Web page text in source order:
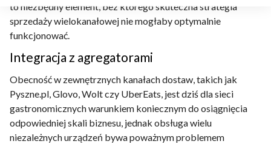
to niezbędny element, bez którego skuteczna strategia
sprzedaży wielokanałowej nie mogłaby optymalnie
funkcjonować.
Integracja z agregatorami
Obecność w zewnętrznych kanałach dostaw, takich jak
Pyszne.pl, Glovo, Wolt czy UberEats, jest dziś dla sieci
gastronomicznych warunkiem koniecznym do osiągnięcia
odpowiedniej skali biznesu, jednak obsługa wielu
niezależnych urządzeń bywa poważnym problemem